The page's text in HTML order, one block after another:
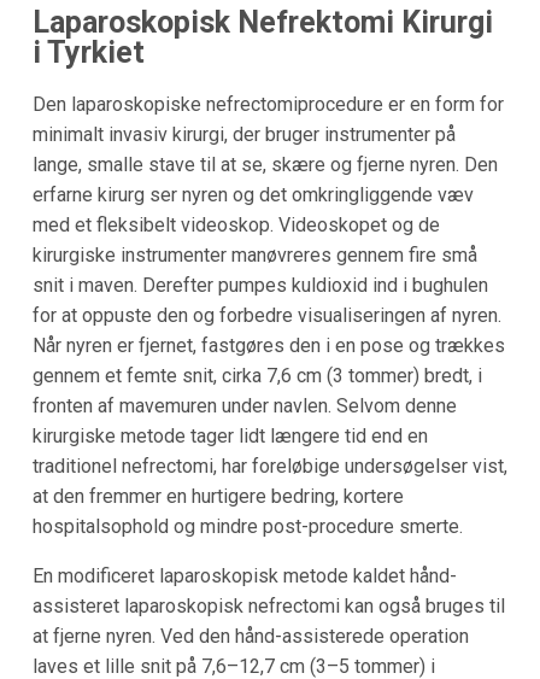
Laparoskopisk Nefrektomi Kirurgi
i Tyrkiet
Den laparoskopiske nefrectomiprocedure er en form for
minimalt invasiv kirurgi, der bruger instrumenter på
lange, smalle stave til at se, skære og fjerne nyren. Den
erfarne kirurg ser nyren og det omkringliggende væv
med et fleksibelt videoskop. Videoskopet og de
kirurgiske instrumenter manøvreres gennem fire små
snit i maven. Derefter pumpes kuldioxid ind i bughulen
for at oppuste den og forbedre visualiseringen af nyren.
Når nyren er fjernet, fastgøres den i en pose og trækkes
gennem et femte snit, cirka 7,6 cm (3 tommer) bredt, i
fronten af mavemuren under navlen. Selvom denne
kirurgiske metode tager lidt længere tid end en
traditionel nefrectomi, har foreløbige undersøgelser vist,
at den fremmer en hurtigere bedring, kortere
hospitalsophold og mindre post-procedure smerte.
En modificeret laparoskopisk metode kaldet hånd-
assisteret laparoskopisk nefrectomi kan også bruges til
at fjerne nyren. Ved den hånd-assisterede operation
laves et lille snit på 7,6–12,7 cm (3–5 tommer) i